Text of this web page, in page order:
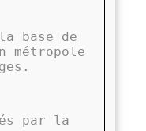
base de
métropole
par la